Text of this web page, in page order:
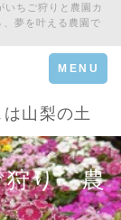
ちご狩りと農園カ
夢を叶える農園で
Toggle
navigation
MENU
山梨の土
狩り 農